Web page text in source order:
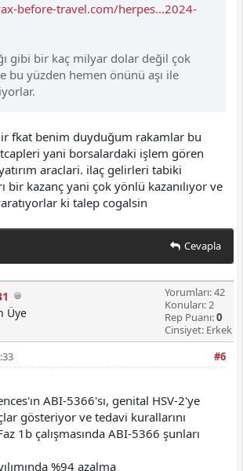
before-travel.com/herpes...2024-
gibi bir kaç milyar dolar değil çok
bu yüzden hemen önünü aşı ile
fkat benim duyduğum rakamlar bu
yani borsalardaki işlem gören
araclari. ilaç gelirleri tabiki
bir kazanç yani çok yönlü kazanılıyor ve
ki talep cogalsin
Cevapla
Üye
Yorumları: 42
Konuları: 2
Rep Puanı:0
Cinsiyet: Erkek
#6
ABI-5366'sı, genital HSV-2'ye
gösteriyor ve tedavi kurallarını
1b çalışmasında ABI-5366 şunları
%94 azalma